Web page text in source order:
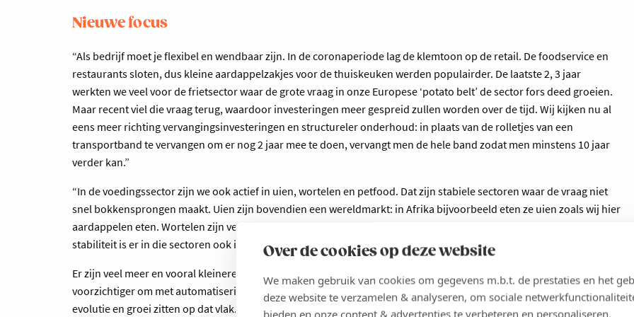
Over de cookies op deze website
We maken gebruik van cookies om gegevens m.b.t. de prestaties en het
deze website te verzamelen & analyseren, om sociale
bieden en onze content & advertenties te verbeteren en personaliseren.
Nieuwe focus
“Als bedrijf moet je flexibel en wendbaar zijn. In de coronaperiode lag de klemtoon op de retail. De foodservice en
restaurants sloten, dus kleine aardappelzakjes voor de thuiskeuken werden populairder. De laatste 2, 3 jaar
werkten we veel voor de frietsector waar de grote vraag in onze Europese ‘potato belt’ de sector fors deed groeien.
Maar recent viel die vraag terug, waardoor investeringen meer gespreid zullen worden over de tijd. Wij kijken nu al
eens meer richting vervangingsinvesteringen en structureler onderhoud: in plaats van de rolletjes van een
transportband te vervangen om er nog 2 jaar mee te doen, vervangt men de hele band zodat men minstens 10 jaar
verder kan.”
“In de voedingssector zijn we ook actief in uien, wortelen en petfood. Dat zijn stabiele sectoren waar de vraag niet
snel bokkensprongen maakt. Uien zijn bovendien een wereldmarkt: in Afrika bijvoorbeeld eten ze uien zoals wij hier
aardappelen eten. Wortelen zijn veel meer regiogebonden. Petfood is dan weer een groeiende markt. Door die
stabiliteit is er in die sectoren ook iets minder drang geweest naar consolidatie.
Er zijn veel meer en vooral kleinere spelers, toch als je vergelijkt met de frietindustrie. Daardoor gaat men
voorzichtiger om met automatisering en nieuwe technologieën. Maar we merken dat er in deze sectoren wel nog
evolutie en groei zitten op dat vlak.”